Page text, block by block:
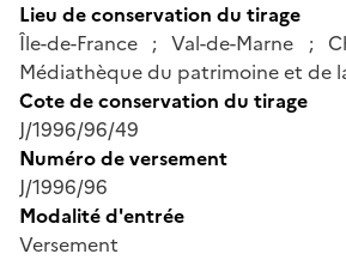
Lieu de conservation du tirage
Île-de-France ; Val-de-Marne ;
Médiathèque du patrimoine et de
Cote de conservation du tirage
J/1996/96/49
Numéro de versement
J/1996/96
Modalité d'entrée
Versement